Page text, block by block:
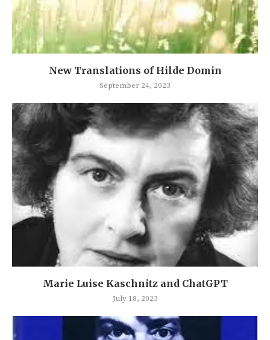
New Translations of Hilde Domin
September 24, 2023
Marie Luise Kaschnitz and ChatGPT
July 18, 2023